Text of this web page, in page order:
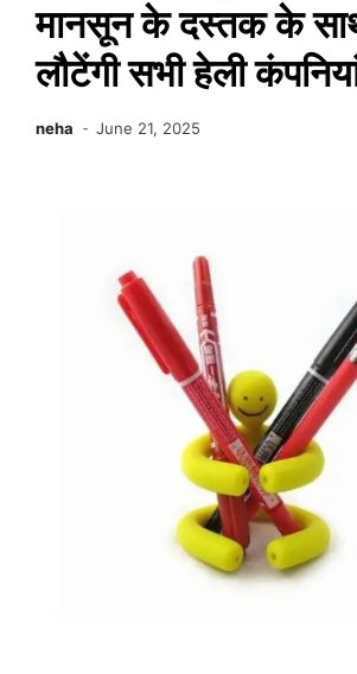
मानसून के दस्तक के
लौटेंगी सभी हेली
neha June 21, 2025